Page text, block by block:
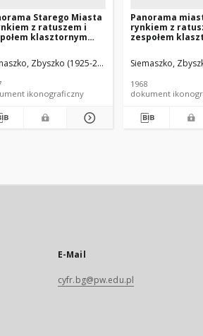
Starego Miasta
z ratuszem i
klasztornym
od strony
Łomża
Zbyszko (1925-2015).
ikonograficzny
Panorama
rynkiem z
zespołem
strażniczo-
widok lotniczy
Głogówek
Siemaszko,
1968
dokument
E-Mail
cyfr.bg@pw.edu.pl